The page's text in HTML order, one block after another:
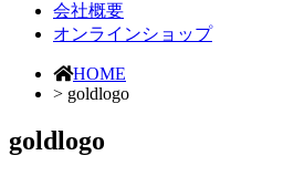
会社概要
オンラインショップ
HOME
> goldlogo
goldlogo